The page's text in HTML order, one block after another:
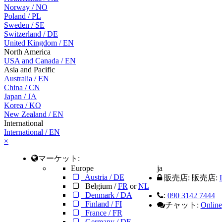
Norway / NO
Poland / PL
Sweden / SE
Switzerland / DE
United Kingdom / EN
North America
USA and Canada / EN
Asia and Pacific
Australia / EN
China / CN
Japan / JA
Korea / KO
New Zealand / EN
International
International / EN
×
マーケット:
ja
Europe
Austria / DE
Belgium /FR or NL
Denmark / DA
Finland / FI
France / FR
販売店: 販売店:
: 090 3142 7444
チャット: Online